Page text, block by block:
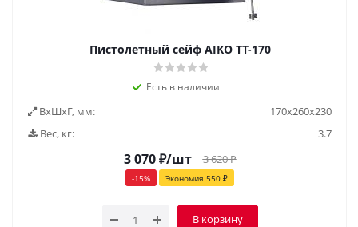
Пистолетный сейф AIKO ТТ-170
Есть в наличии
ВxШxГ, мм:
170х260х230
Вес, кг:
3.7
3 070₽/шт 3 620₽
-15% Экономия 550 ₽
В корзину